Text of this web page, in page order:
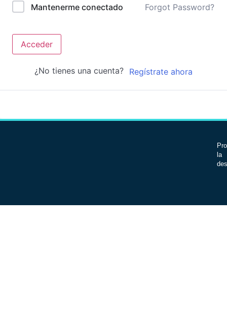
Mantenerme conectado Forgot Password?
Acceder
¿No tienes una cuenta? Regístrate ahora
la